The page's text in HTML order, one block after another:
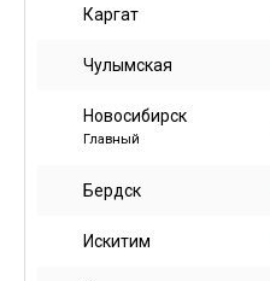
Каргат
Чулымская
Новосибирск
Главный
Бердск
Искитим